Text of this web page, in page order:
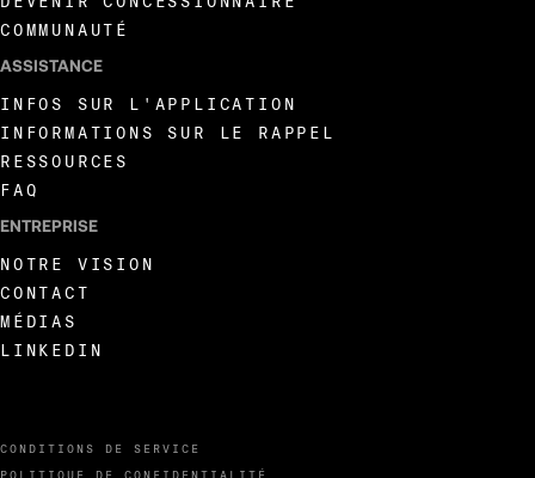
CONDITIONS DE SERVICE
POLITIQUE DE CONFIDENTIALITÉ
COMMUNAUTÉ
ASSISTANCE
INFOS SUR L'APPLICATION
INFORMATIONS SUR LE RAPPEL
RESSOURCES
FAQ
ENTREPRISE
NOTRE VISION
CONTACT
MÉDIAS
LINKEDIN